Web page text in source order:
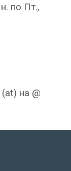
по Пт.,
на @